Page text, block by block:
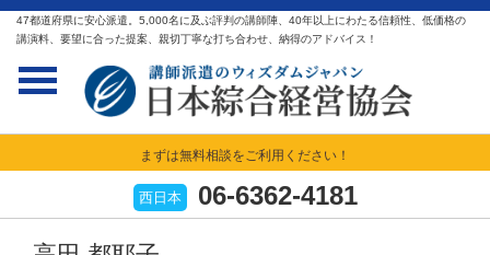
47都道府県に安心派遣。5,000名に及ぶ評判の講師陣、40年以上にわたる信頼性、低価格の
講演料、要望に合った提案、親切丁寧な打ち合わせ、納得のアドバイス！
まずは無料相談をご利用ください！
西日本 06-6362-4181